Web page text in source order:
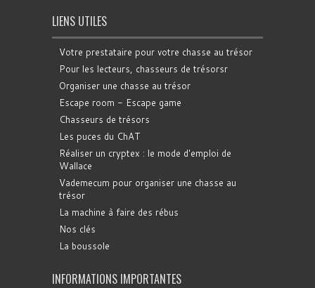
LIENS UTILES
Votre prestataire pour votre chasse au trésor
Pour les lecteurs, chasseurs de trésorsr
Organiser une chasse au trésor
Escape room - Escape game
Chasseurs de trésors
Les puces du ChAT
Réaliser un cryptex : le mode d'emploi de
Wallace
Vademecum pour organiser une chasse au
trésor
La machine à faire des rébus
Nos clés
La boussole
INFORMATIONS IMPORTANTES